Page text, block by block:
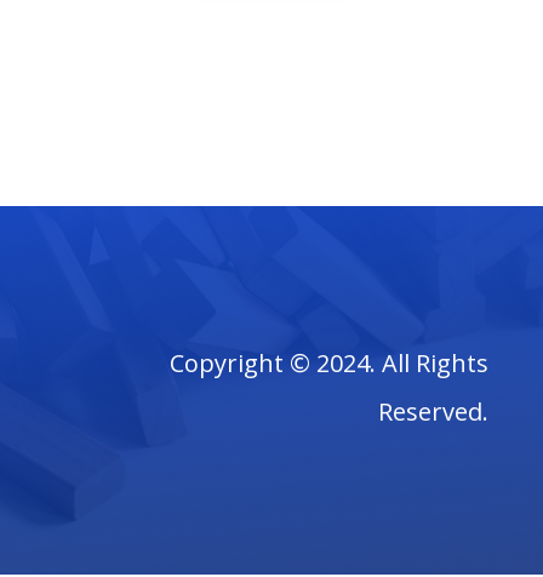
Copyright © 2024. All Rights
Reserved.